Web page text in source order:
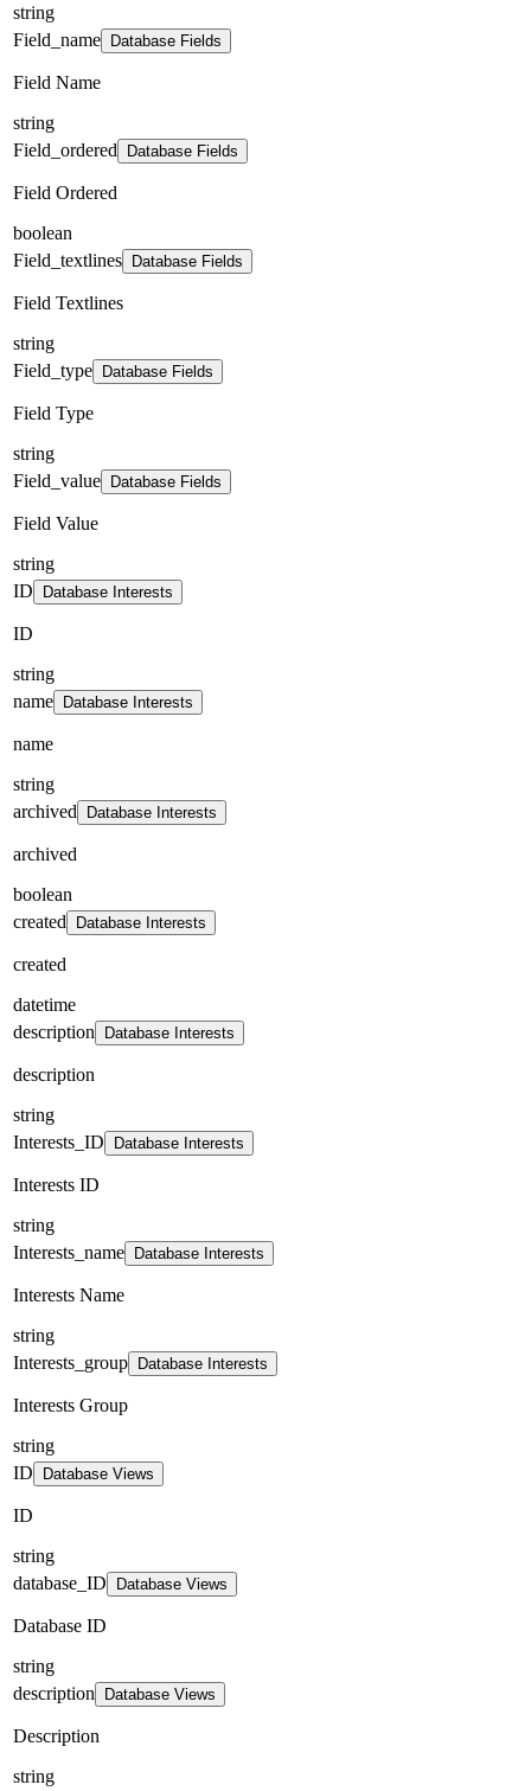
string
Field_name
Database Fields
Field Name
string
Field_ordered
Database Fields
Field Ordered
boolean
Field_textlines
Database Fields
Field Textlines
string
Field_type
Database Fields
Field Type
string
Field_value
Database Fields
Field Value
string
ID
Database Interests
ID
string
name
Database Interests
name
string
archived
Database Interests
archived
boolean
created
Database Interests
created
datetime
description
Database Interests
description
string
Interests_ID
Database Interests
Interests ID
string
Interests_name
Database Interests
Interests Name
string
Interests_group
Database Interests
Interests Group
string
ID
Database Views
ID
string
database_ID
Database Views
Database ID
string
description
Database Views
Description
string